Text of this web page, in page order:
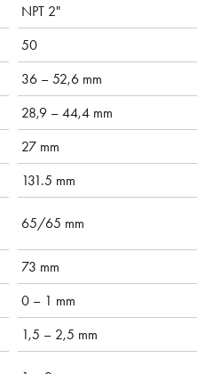
NPT 2"
50
36 – 52,6 mm
28,9 – 44,4 mm
27 mm
131.5 mm
65/65 mm
73 mm
0 – 1 mm
1,5 – 2,5 mm